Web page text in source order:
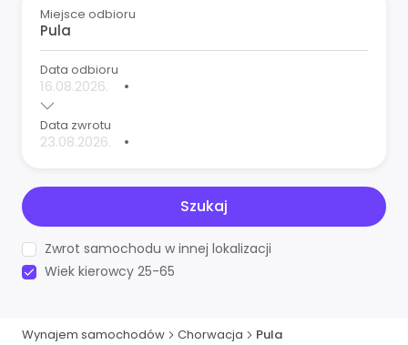
Miejsce odbioru
Data odbioru
•
Data zwrotu
•
Szukaj
Zwrot samochodu w innej lokalizacji
Wiek kierowcy 25-65
Wynajem samochodów Chorwacja Pula